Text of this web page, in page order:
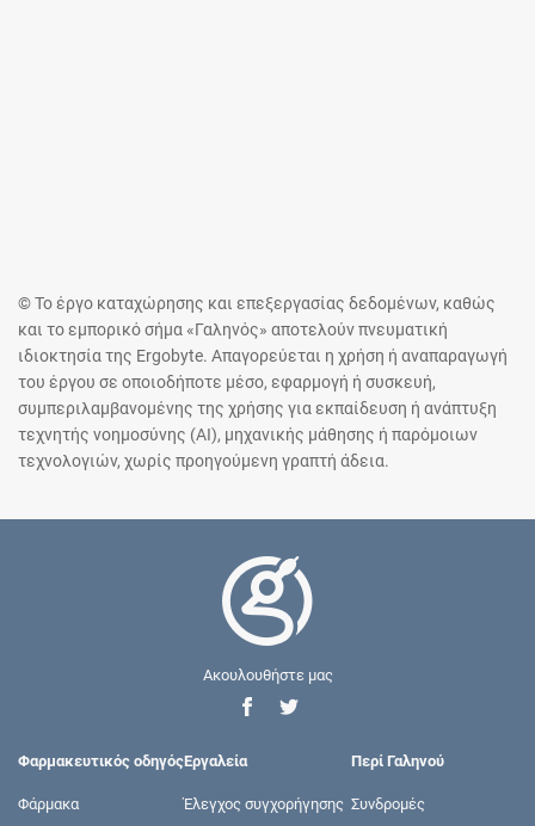
© Το έργο καταχώρησης και επεξεργασίας δεδομένων, καθώς
και το εμπορικό σήμα «Γαληνός» αποτελούν πνευματική
ιδιοκτησία της Ergobyte. Απαγορεύεται η χρήση ή αναπαραγωγή
του έργου σε οποιοδήποτε μέσο, εφαρμογή ή συσκευή,
συμπεριλαμβανομένης της χρήσης για εκπαίδευση ή ανάπτυξη
τεχνητής νοημοσύνης (AI), μηχανικής μάθησης ή παρόμοιων
τεχνολογιών, χωρίς προηγούμενη γραπτή άδεια.
Ακουλουθήστε μας
Φαρμακευτικός οδηγός
Φάρμακα
Εργαλεία
Έλεγχος συγχορήγησης
Περί Γαληνού
Συνδρομές